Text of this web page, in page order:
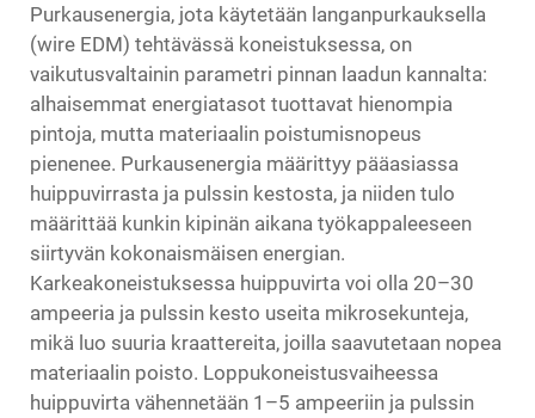
Purkausenergia, jota käytetään langanpurkauksella
(wire EDM) tehtävässä koneistuksessa, on
vaikutusvaltainin parametri pinnan laadun kannalta:
alhaisemmat energiatasot tuottavat hienompia
pintoja, mutta materiaalin poistumisnopeus
pienenee. Purkausenergia määrittyy pääasiassa
huippuvirrasta ja pulssin kestosta, ja niiden tulo
määrittää kunkin kipinän aikana työkappaleeseen
siirtyvän kokonaismäisen energian.
Karkeakoneistuksessa huippuvirta voi olla 20–30
ampeeria ja pulssin kesto useita mikrosekunteja,
mikä luo suuria kraattereita, joilla saavutetaan nopea
materiaalin poisto. Loppukoneistusvaiheessa
huippuvirta vähennetään 1–5 ampeeriin ja pulssin